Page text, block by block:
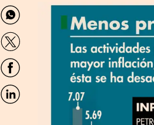
Compartir
por
WhatsApp
Compartir
por
Twitter
Compartir
por
Facebook
Compartir
por